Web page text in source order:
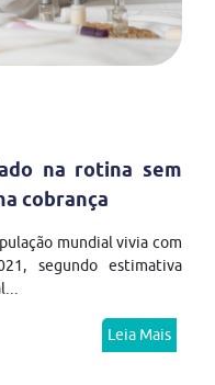
na rotina sem
cobrança
mundial vivia com
segundo estimativa
Leia Mais